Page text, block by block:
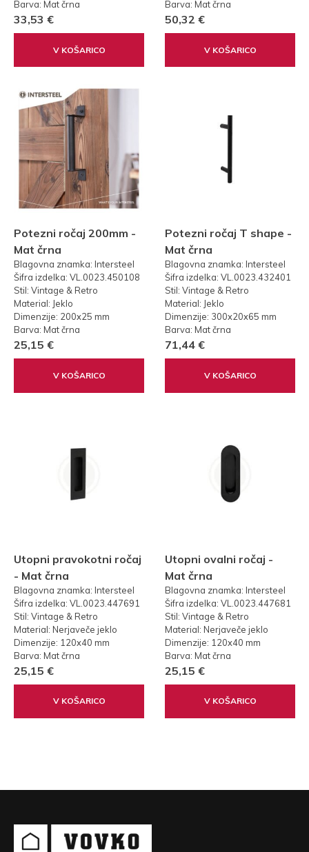
Barva: Mat črna
33,53 €
V KOŠARICO
Barva: Mat črna
50,32 €
V KOŠARICO
Potezni ročaj 200mm -
Mat črna
Blagovna znamka: Intersteel
Šifra izdelka: VL.0023.450108
Stil: Vintage & Retro
Material: Jeklo
Dimenzije: 200x25 mm
Barva: Mat črna
25,15 €
V KOŠARICO
Potezni ročaj T shape -
Mat črna
Blagovna znamka: Intersteel
Šifra izdelka: VL.0023.432401
Stil: Vintage & Retro
Material: Jeklo
Dimenzije: 300x20x65 mm
Barva: Mat črna
71,44 €
V KOŠARICO
Utopni pravokotni ročaj
- Mat črna
Blagovna znamka: Intersteel
Šifra izdelka: VL.0023.447691
Stil: Vintage & Retro
Material: Nerjaveče jeklo
Dimenzije: 120x40 mm
Barva: Mat črna
25,15 €
V KOŠARICO
Utopni ovalni ročaj -
Mat črna
Blagovna znamka: Intersteel
Šifra izdelka: VL.0023.447681
Stil: Vintage & Retro
Material: Nerjaveče jeklo
Dimenzije: 120x40 mm
Barva: Mat črna
25,15 €
V KOŠARICO